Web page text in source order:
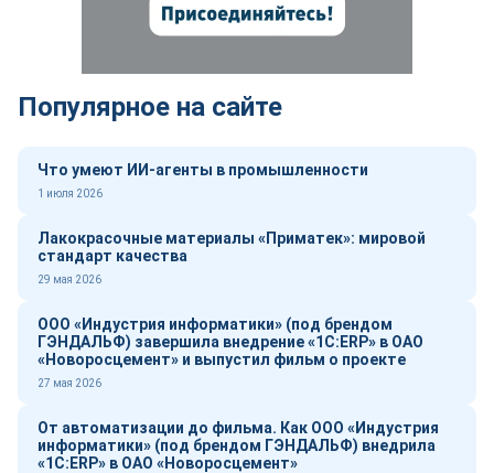
Популярное на сайте
Что умеют ИИ-агенты в промышленности
1 июля 2026
Лакокрасочные материалы «Приматек»: мировой
стандарт качества
29 мая 2026
ООО «Индустрия информатики» (под брендом
ГЭНДАЛЬФ) завершила внедрение «1С:ERP» в ОАО
«Новоросцемент» и выпустил фильм о проекте
27 мая 2026
От автоматизации до фильма. Как ООО «Индустрия
информатики» (под брендом ГЭНДАЛЬФ) внедрила
«1С:ERP» в ОАО «Новоросцемент»